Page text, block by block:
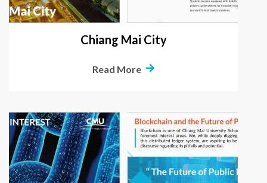
Chiang Mai City
Read More